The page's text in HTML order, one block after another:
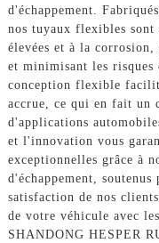
d'échappement.
nos tuyaux flexibles sont
élevées et à la corrosion,
et minimisant les risques
conception flexible
accrue, ce qui en fait un
d'applications
et l'innovation vous
exceptionnelles grâce à
d'échappement,
satisfaction de nos
de votre véhicule avec
SHANDONG HESPER